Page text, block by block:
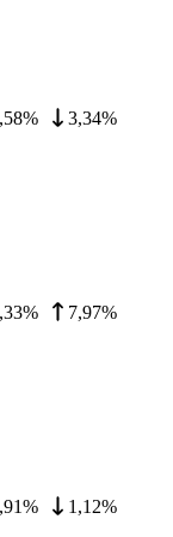
% 3,34%
% 7,97%
% 1,12%